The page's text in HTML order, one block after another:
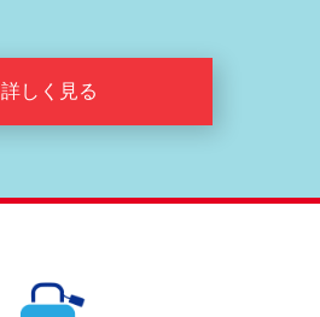
詳しく見る